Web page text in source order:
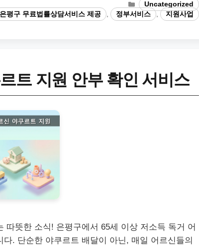
카
테
고
Uncategorized
은평구 무료법률상담서비스 제공 , 정부서비스 , 지원사업
트 지원 안부 확인 서비스
따뜻한 소식! 은평구에서 65세 이상 저소득 독거 어
. 단순한 야쿠르트 배달이 아닌, 매일 어르신들의